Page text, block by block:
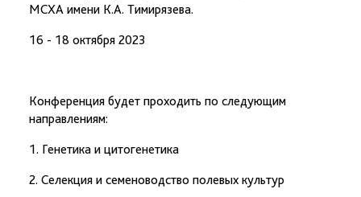
МСХА имени К.А. Тимирязева.
16 - 18 октября 2023
Конференция будет проходить по следующим
направлениям:
1. Генетика и цитогенетика
2. Селекция и семеноводство полевых культур